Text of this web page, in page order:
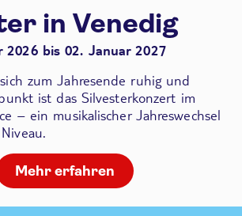
in Venedig
2026 bis 02. Januar 2027
zum Jahresende ruhig und
ist das Silvesterkonzert im
– ein musikalischer Jahreswechsel
Mehr erfahren